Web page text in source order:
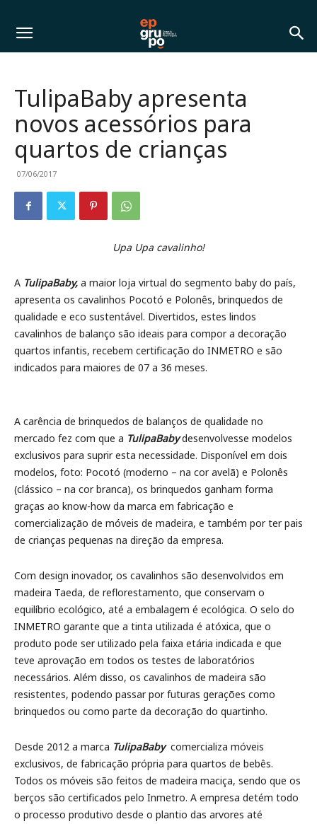
TulipaBaby apresenta
novos acessórios para
quartos de crianças
07/06/2017
Upa Upa cavalinho!
A TulipaBaby, a maior loja virtual do segmento baby do país,
apresenta os cavalinhos Pocotó e Polonês, brinquedos de
qualidade e eco sustentável. Divertidos, estes lindos
cavalinhos de balanço são ideais para compor a decoração
quartos infantis, recebem certificação do INMETRO e são
indicados para maiores de 07 a 36 meses.
A carência de brinquedos de balanços de qualidade no
mercado fez com que a TulipaBabydesenvolvesse modelos
exclusivos para suprir esta necessidade. Disponível em dois
modelos, foto: Pocotó (moderno – na cor avelã) e Polonês
(clássico – na cor branca), os brinquedos ganham forma
graças ao know-how da marca em fabricação e
comercialização de móveis de madeira, e também por ter pais
de crianças pequenas na direção da empresa.
Com design inovador, os cavalinhos são desenvolvidos em
madeira Taeda, de reflorestamento, que conservam o
equilíbrio ecológico, até a embalagem é ecológica. O selo do
INMETRO garante que a tinta utilizada é atóxica, que o
produto pode ser utilizado pela faixa etária indicada e que
teve aprovação em todos os testes de laboratórios
necessários. Além disso, os cavalinhos de madeira são
resistentes, podendo passar por futuras gerações como
brinquedos ou como parte da decoração do quartinho.
Desde 2012 a marca TulipaBabycomercializa móveis
exclusivos, de fabricação própria para quartos de bebês.
Todos os móveis são feitos de madeira maciça, sendo que os
berços são certificados pelo Inmetro. A empresa detém todo
o processo produtivo desde o plantio das arvores até